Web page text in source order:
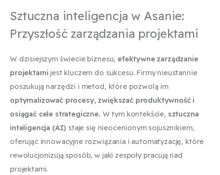
Sztuczna inteligencja w Asanie:
Przyszłość zarządzania projektami
W dzisiejszym świecie biznesu, efektywne zarządzanie
projektami jest kluczem do sukcesu. Firmy nieustannie
poszukują narzędzi i metod, które pozwolą im
optymalizować procesy, zwiększać produktywność i
osiągać cele strategiczne. W tym kontekście, sztuczna
inteligencja (AI) staje się nieocenionym sojusznikiem,
oferując innowacyjne rozwiązania i automatyzację, które
rewolucjonizują sposób, w jaki zespoły pracują nad
projektami.